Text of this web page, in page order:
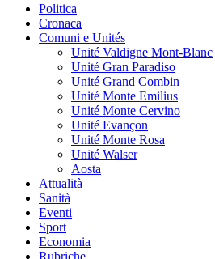
Politica
Cronaca
Comuni e Unités
Unité Valdigne Mont-Blanc
Unité Gran Paradiso
Unité Grand Combin
Unité Monte Emilius
Unité Monte Cervino
Unité Evançon
Unité Monte Rosa
Unité Walser
Aosta
Attualità
Sanità
Eventi
Sport
Economia
Rubriche